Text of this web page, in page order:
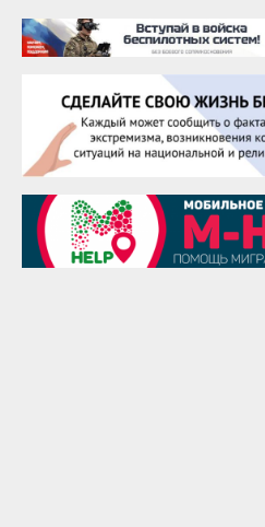
22 августа
Евгений Ефимов
25 августа
Сэсэгма Бубеева
28 августа
Чингиз Мустафаев
29 августа
Надежда Рослова